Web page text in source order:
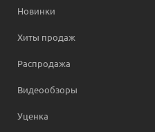
Новинки
Хиты продаж
Распродажа
Видеообзоры
Уценка